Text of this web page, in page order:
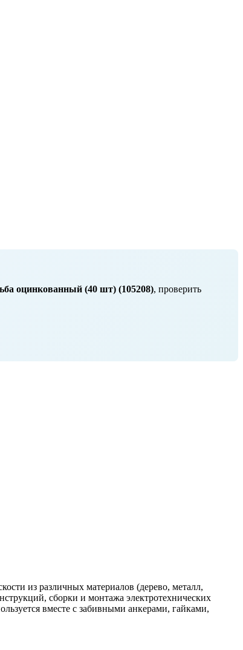
оцинкованный (40 шт) (105208), проверить
из различных материалов (дерево, металл,
сборки и монтажа электротехнических
вместе с забивными анкерами, гайками,